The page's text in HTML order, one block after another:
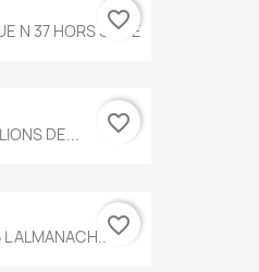
N 37 HORS SERIE
favorite_border
DE... favorite_border
ALMANACH...favorite_border